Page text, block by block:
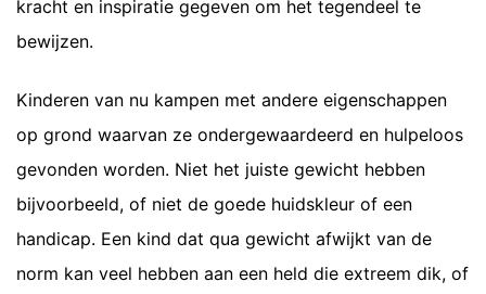
kracht en inspiratie gegeven om het tegendeel te
bewijzen.
Kinderen van nu kampen met andere eigenschappen
op grond waarvan ze ondergewaardeerd en hulpeloos
gevonden worden. Niet het juiste gewicht hebben
bijvoorbeeld, of niet de goede huidskleur of een
handicap. Een kind dat qua gewicht afwijkt van de
norm kan veel hebben aan een held die extreem dik, of